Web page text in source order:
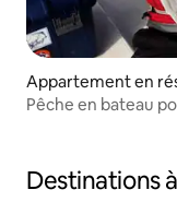
Appartement en
Destinations